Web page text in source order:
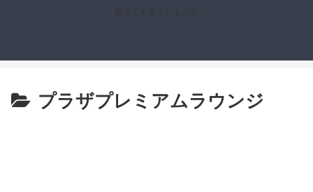
旅先で出会ったものを
プラザプレミアムラウンジ